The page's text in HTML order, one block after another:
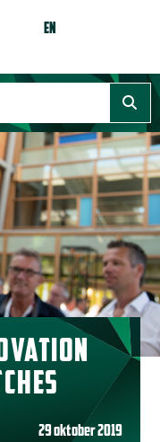
EN
29 oktober 2019